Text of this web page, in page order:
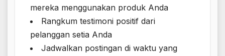
mereka menggunakan produk Anda
Rangkum testimoni positif dari
pelanggan setia Anda
Jadwalkan postingan di waktu yang